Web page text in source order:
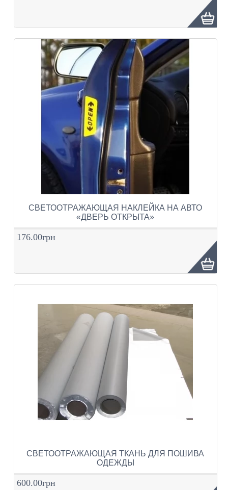
СВЕТООТРАЖАЮЩАЯ НАКЛЕЙКА НА АВТО
«ДВЕРЬ ОТКРЫТА»
176.00грн
СВЕТООТРАЖАЮЩАЯ ТКАНЬ ДЛЯ ПОШИВА
ОДЕЖДЫ
600.00грн